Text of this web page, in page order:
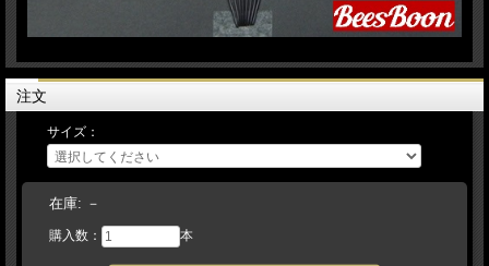
注文
サイズ：
在庫: －
購入数： 本